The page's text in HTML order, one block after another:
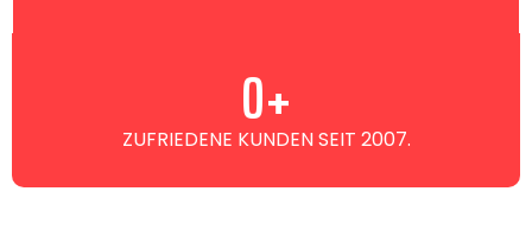
ZUFRIEDENE KUNDEN SEIT 2007.
0+